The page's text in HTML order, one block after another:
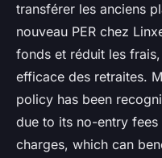
transférer les anciens
nouveau PER chez
fonds et réduit les
efficace des retraites.
policy has been
due to its no-entry fees
charges, which can